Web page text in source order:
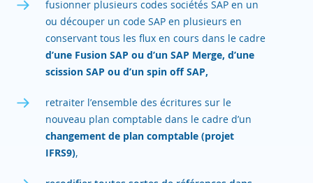
fusionner plusieurs codes sociétés SAP en un
ou découper un code SAP en plusieurs en
conservant tous les flux en cours dans le cadre
d’une Fusion SAP ou d’un SAP Merge, d’une
scission SAP ou d’un spin off SAP,
retraiter l’ensemble des écritures sur le
nouveau plan comptable dans le cadre d’un
changement de plan comptable (projet
IFRS9),